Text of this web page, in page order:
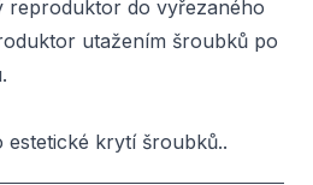
reproduktor do vyřezaného
utažením šroubků po
krytí šroubků..